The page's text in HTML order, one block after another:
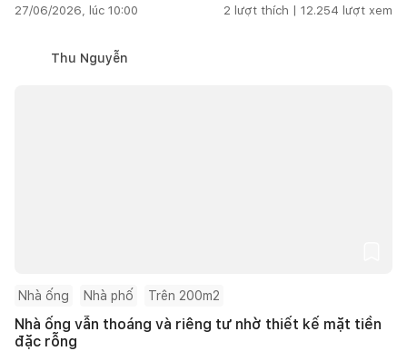
27/06/2026, lúc 10:00 2 lượt thích | 12.254 lượt xem
Thu Nguyễn
Nhà ống Nhà phố Trên 200m2
Nhà ống vẫn thoáng và riêng tư nhờ thiết kế mặt tiền
đặc rỗng